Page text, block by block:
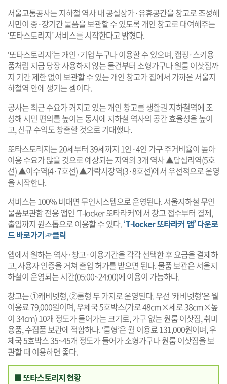
서울교통공사는 지하철 역사 내 공실상가·유휴공간을 창고로 조성해
시민이 중·장기간 물품을 보관할 수 있도록 개인 창고로 대여해주는
‘또타스토리지’ 서비스를 시작한다고 밝혔다.
‘또타스토리지’는 개인·기업 누구나 이용할 수 있으며, 캠핑·스키용
품처럼 지금 당장 사용하지 않는 물건부터 소형가구나 원룸 이삿짐까
지 기간 제한 없이 보관할 수 있는 개인 창고가 집에서 가까운 서울지
하철역 안에 생기는 셈이다.
공사는 최근 수요가 커지고 있는 개인 창고를 생활권 지하철역에 조
성해 시민 편의를 높이는 동시에 지하철 역사의 공간 효율성을 높이
고, 신규 수익도 창출할 것으로 기대했다.
또타스토리지는 20세부터 39세까지 1인·4인 가구 주거비율이 높아
이용 수요가 많을 것으로 예상되는 지역의 3개 역사 ▲답십리역(5호
선) ▲이수역(4·7호선) ▲가락시장역(3·8호선)에서 우선적으로 운영
을 시작한다.
서비스는 100% 비대면 무인시스템으로 운영된다. 서울지하철 무인
물품보관함 전용 앱인 ‘T-locker 또타라커’에서 창고 접수부터 결제,
출입까지 원스톱으로 이용할 수 있다.‘T-locker 또타라커 앱’ 다운로
드 바로가기☞클릭
앱에서 원하는 역사·창고·이용기간을 각각 선택한 후 요금을 결제하
고, 사용자 인증을 거쳐 출입 허가를 받으면 된다. 물품 보관은 서울지
하철이 운영되는 시간(05:00~24:00)에 이용이 가능하다.
창고는 ①캐비넷형, ②룸형 두 가지로 운영된다. 우선 ‘캐비넷형’은 월
이용료 79,000원이며, 우체국 5호박스(가로 48cm×세로 38cm×높
이 34cm) 10개 정도가 들어가는 크기로, 가구 없는 원룸 이삿짐, 취미
용품, 수집품 보관에 적합하다. ‘룸형’은 월 이용료 131,000원이며, 우
체국 5호박스 35~45개 정도가 들어가 소형가구나 원룸 이삿짐을 보
관할 때 이용하면 좋다.
■ 또타스토리지 현황